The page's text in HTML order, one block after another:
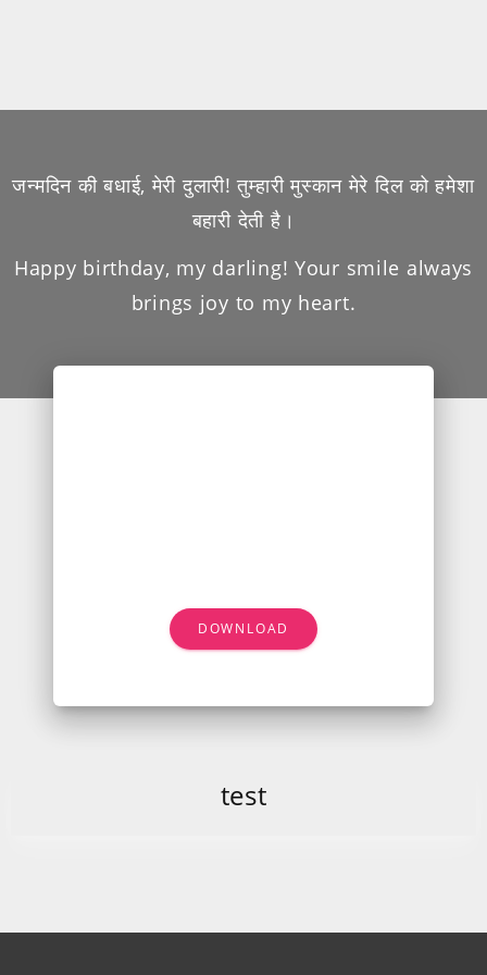
जन्मदिन की बधाई, मेरी दुलारी! तुम्हारी मुस्कान मेरे दिल को हमेशा
बहारी देती है।
Happy birthday, my darling! Your smile always
brings joy to my heart.
DOWNLOAD
test